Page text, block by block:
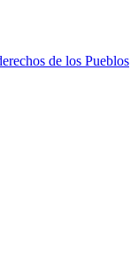
de los Pueblos